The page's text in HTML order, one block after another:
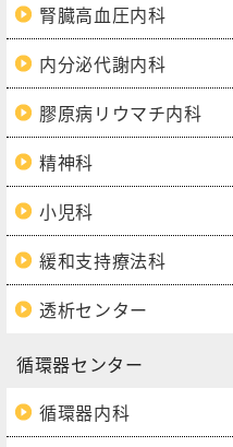
腎臓高血圧内科
内分泌代謝内科
膠原病リウマチ内科
精神科
小児科
緩和支持療法科
透析センター
循環器センター
循環器内科